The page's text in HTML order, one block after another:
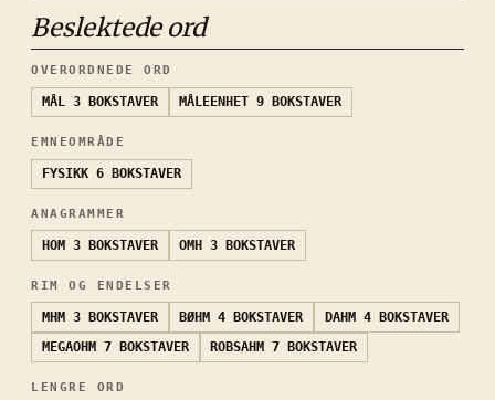
Beslektede ord
OVERORDNEDE ORD
MÅL 3 BOKSTAVER MÅLEENHET 9 BOKSTAVER
EMNEOMRÅDE
FYSIKK 6 BOKSTAVER
ANAGRAMMER
HOM 3 BOKSTAVER OMH 3 BOKSTAVER
RIM OG ENDELSER
MHM 3 BOKSTAVER BØHM 4 BOKSTAVER DAHM 4 BOKSTAVER
MEGAOHM 7 BOKSTAVER ROBSAHM 7 BOKSTAVER
LENGRE ORD